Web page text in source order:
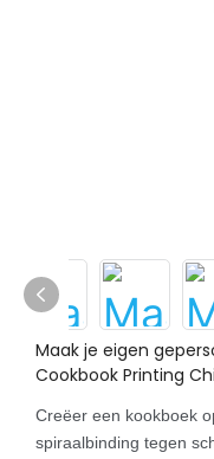
Maak je eigen
Cookbook Printing
Creëer een kookboek
spiraalbinding tegen